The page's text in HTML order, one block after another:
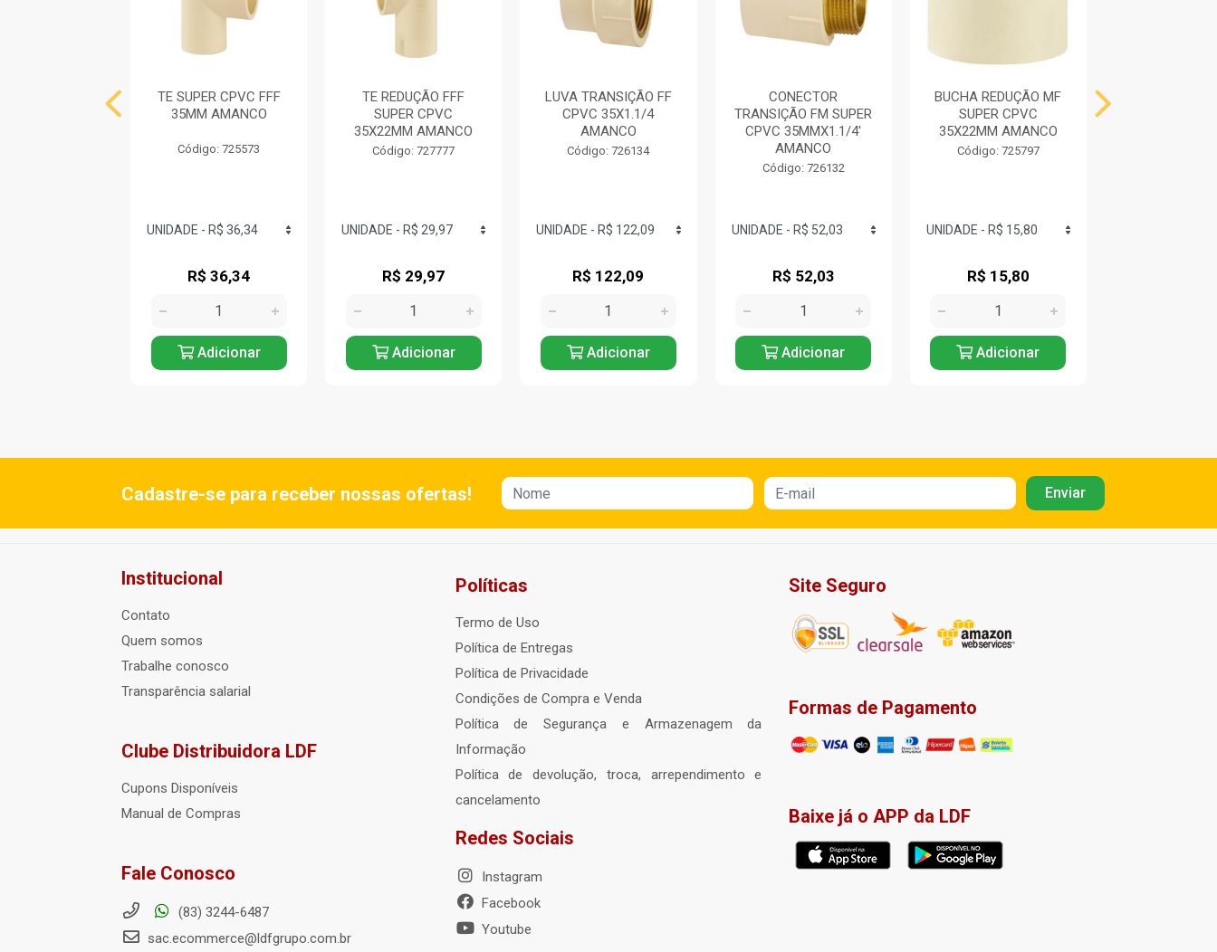
TE SUPER CPVC FFF
35MM AMANCO
Código: 725573
R$ 36,34
Adicionar
TE REDUÇÃO FFF
SUPER CPVC
35X22MM AMANCO
Código: 727777
R$ 29,97
Adicionar
LUVA TRANSIÇÃO FF
CPVC 35X1.1/4
AMANCO
Código: 726134
R$ 122,09
Adicionar
CONECTOR
TRANSIÇÃO FM SUPER
CPVC 35MMX1.1/4'
AMANCO
Código: 726132
R$ 52,03
Adicionar
BUCHA REDUÇÃO MF
SUPER CPVC
35X22MM AMANCO
Código: 725797
R$ 15,80
Adicionar
Cadastre-se para receber nossas ofertas!
Institucional
Contato
Quem somos
Trabalhe conosco
Transparência salarial
Clube Distribuidora LDF
Cupons Disponíveis
Manual de Compras
Fale Conosco
(83) 3244-6487
sac.ecommerce@ldfgrupo.com.br
Políticas
Termo de Uso
Política de Entregas
Política de Privacidade
Condições de Compra e Venda
Política de Segurança e Armazenagem da
Informação
Política de devolução, troca, arrependimento e
cancelamento
Redes Sociais
Instagram
Facebook
Youtube
Site Seguro
Formas de Pagamento
Baixe já o APP da LDF